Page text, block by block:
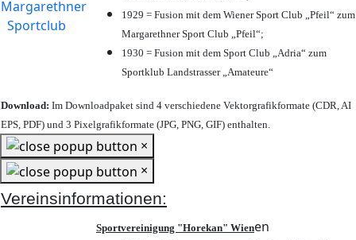
1929 = Fusion mit dem Wiener Sport Club „Pfeil“ zum
Margarethner Sport Club „Pfeil“;
1930 = Fusion mit dem Sport Club „Adria“ zum
Sportklub Landstrasser „Amateure“
Download: Im Downloadpaket sind 4 verschiedene Vektorgrafikformate (CDR, AI
EPS, PDF) und 3 Pixelgrafikformate (JPG, PNG, GIF) enthalten.
×
×
Vereinsinformationen:
Sportvereinigung "Horekan" Wienen